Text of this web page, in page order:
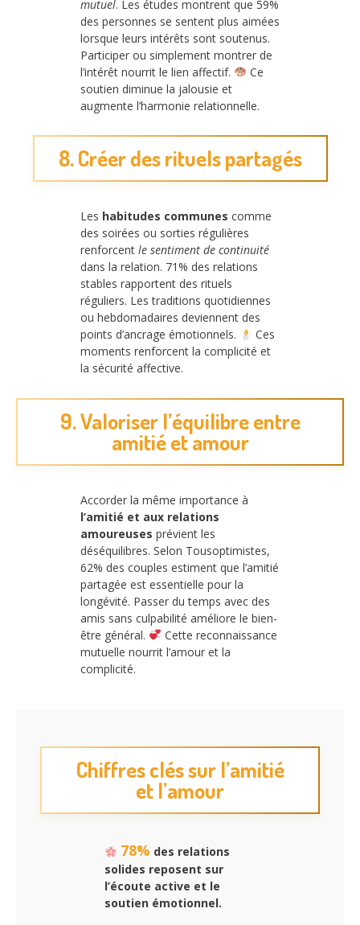
mutuel. Les études montrent que 59%
des personnes se sentent plus aimées
lorsque leurs intérêts sont soutenus.
Participer ou simplement montrer de
l’intérêt nourrit le lien affectif.
Ce
soutien diminue la jalousie et
augmente l’harmonie relationnelle.
8. Créer des rituels partagés
Les habitudes communes comme
des soirées ou sorties régulières
renforcent le sentiment de continuité
dans la relation. 71% des relations
stables rapportent des rituels
réguliers. Les traditions quotidiennes
ou hebdomadaires deviennent des
points d’ancrage émotionnels.
Ces
moments renforcent la complicité et
la sécurité affective.
9. Valoriser l’équilibre entre
amitié et amour
Accorder la même importance à
l’amitié et aux relations
amoureuses prévient les
déséquilibres. Selon Tousoptimistes,
62% des couples estiment que l’amitié
partagée est essentielle pour la
longévité. Passer du temps avec des
amis sans culpabilité améliore le bien-
être général.
Cette reconnaissance
mutuelle nourrit l’amour et la
complicité.
Chiffres clés sur l’amitié
et l’amour
78% des relations
solides reposent sur
l’écoute active et le
soutien émotionnel.